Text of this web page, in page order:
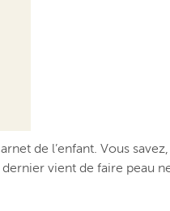
de l’enfant. Vous
vient de faire peau